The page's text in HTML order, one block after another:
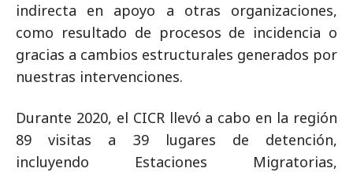
indirecta en apoyo a otras organizaciones,
como resultado de procesos de incidencia o
gracias a cambios estructurales generados por
nuestras intervenciones.
Durante 2020, el CICR llevó a cabo en la región
89 visitas a 39 lugares de detención,
incluyendo Estaciones Migratorias,